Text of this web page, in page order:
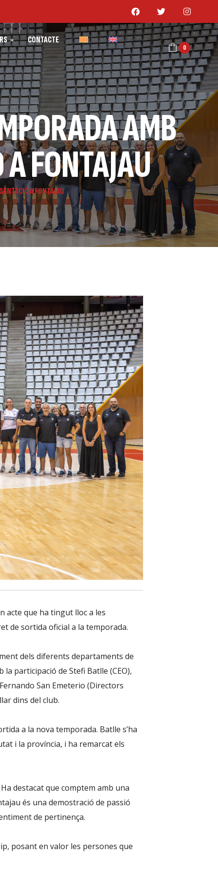
GIRONA
GIRONA
CONTACTE
0
AMB
FONTAJAU
A FONTAJAU
acte que ha tingut lloc a les
de sortida oficial a la temporada.
dels diferents departaments de
participació de Stefi Batlle (CEO),
San Emeterio (Directors
dins del club.
a la nova temporada. Batlle s’ha
i la província, i ha remarcat els
destacat que comptem amb una
és una demostració de passió
de pertinença.
posant en valor les persones que